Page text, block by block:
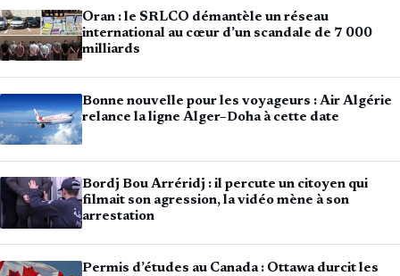
Oran : le SRLCO démantèle un réseau
international au cœur d’un scandale de 7 000
milliards
Bonne nouvelle pour les voyageurs : Air Algérie
relance la ligne Alger–Doha à cette date
Bordj Bou Arréridj : il percute un citoyen qui
filmait son agression, la vidéo mène à son
arrestation
Permis d’études au Canada : Ottawa durcit les